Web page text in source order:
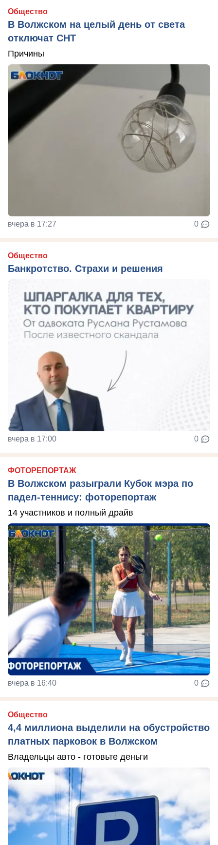
Общество
В Волжском на целый день от света
отключат СНТ
Причины
вчера в 17:27 0
Общество
Банкротство. Страхи и решения
вчера в 17:00 0
ФОТОРЕПОРТАЖ
В Волжском разыграли Кубок мэра по
падел-теннису: фоторепортаж
14 участников и полный драйв
вчера в 16:40 0
Общество
4,4 миллиона выделили на обустройство
платных парковок в Волжском
Владельцы авто - готовьте деньги